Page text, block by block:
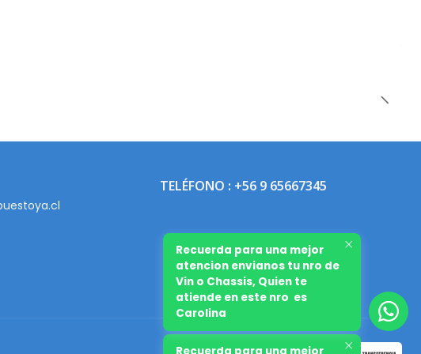
TELÉFONO : +56 9 65667345
Recuerda para una mejor
atencion envianos tu nro de
Vin o Chassis, Quien te
atiende en este nro es
Carolina